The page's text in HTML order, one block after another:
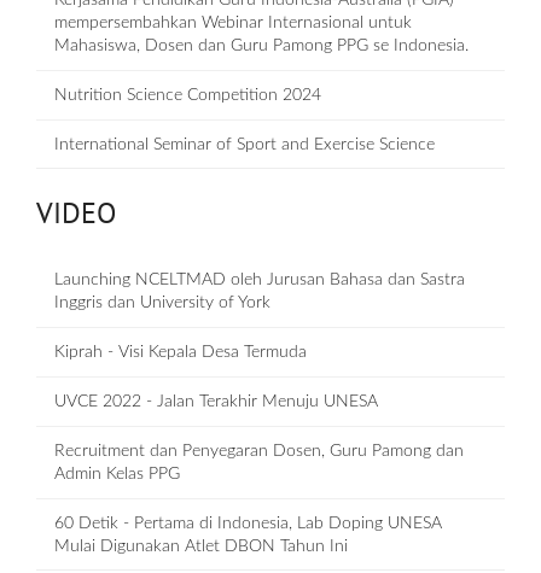
mempersembahkan Webinar Internasional untuk
Mahasiswa, Dosen dan Guru Pamong PPG se Indonesia.
Nutrition Science Competition 2024
International Seminar of Sport and Exercise Science
VIDEO
Launching NCELTMAD oleh Jurusan Bahasa dan Sastra
Inggris dan University of York
Kiprah - Visi Kepala Desa Termuda
UVCE 2022 - Jalan Terakhir Menuju UNESA
Recruitment dan Penyegaran Dosen, Guru Pamong dan
Admin Kelas PPG
60 Detik - Pertama di Indonesia, Lab Doping UNESA
Mulai Digunakan Atlet DBON Tahun Ini